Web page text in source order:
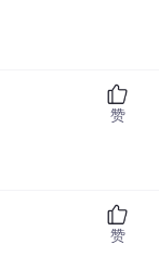
赞
赞